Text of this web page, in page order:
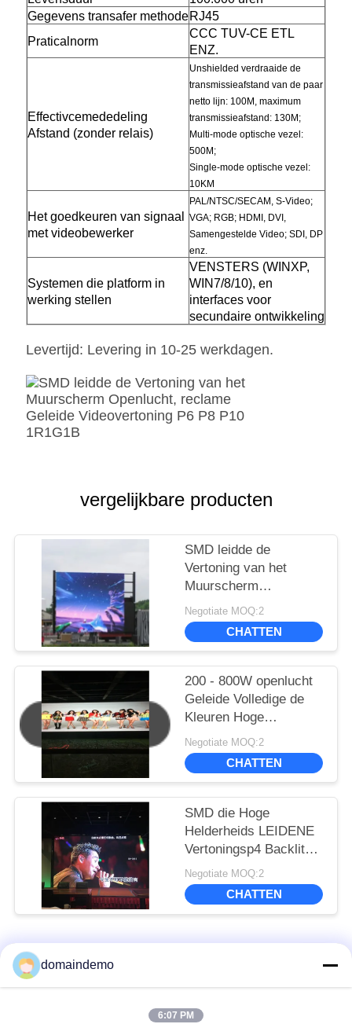
Gegevens transafer methodeRJ45
Praticalnorm
CCC TUV-CE ETL
ENZ.
Effectivcemededeling
Afstand (zonder relais)
Unshielded verdraaide de
transmissieafstand van de paar
netto lijn: 100M, maximum
transmissieafstand: 130M;
Multi-mode optische vezel:
500M;
Single-mode optische vezel:
10KM
Het goedkeuren van signaal
met videobewerker
PAL/NTSC/SECAM, S-Video;
VGA; RGB; HDMI, DVI,
Samengestelde Video; SDI, DP
enz.
Systemen die platform in
werking stellen
VENSTERS (WINXP,
WIN7/8/10), en
interfaces voor
secundaire ontwikkeling
Levertijd: Levering in 10-25 werkdagen.
vergelijkbare producten
SMD leidde de
Vertoning van het
Muurscherm
Openlucht, reclame
Geleide Videovertoning
P6 P8 P10 1R1G1B
Negotiate MOQ:2
CHATTEN
200 - 800W openlucht
Geleide Volledige de
Kleuren Hoge
Helderheid die van het
Vertoningsscherm P6
SMD 200 adverteren -
Vertoningspuinkegel
van 800W
Negotiate MOQ:2
CHATTEN
SMD die Hoge
Helderheids LEIDENE
Vertoningsp4 Backlit
Openlucht Volledige
Kleur 1R1G1B
adverteren
Negotiate MOQ:2
CHATTEN
populaire categorieën
Advertentie LED -
domaindemo
6:07 PM